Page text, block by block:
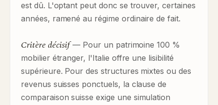
est dû. L'optant peut donc se trouver, certaines
années, ramené au régime ordinaire de fait.
Critère décisif— Pour un patrimoine 100 %
mobilier étranger, l'Italie offre une lisibilité
supérieure. Pour des structures mixtes ou des
revenus suisses ponctuels, la clause de
comparaison suisse exige une simulation